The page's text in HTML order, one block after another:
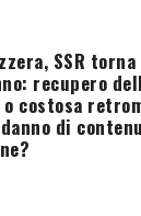
SSR torna
recupero
costosa
di